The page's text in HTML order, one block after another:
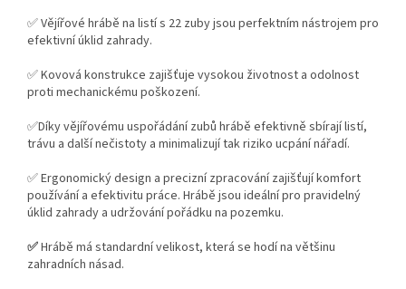
✅ Vějířové hrábě na listí s 22 zuby jsou perfektním nástrojem pro
efektivní úklid zahrady.
✅ Kovová konstrukce zajišťuje vysokou životnost a odolnost
proti mechanickému poškození.
✅Díky vějířovému uspořádání zubů hrábě efektivně sbírají listí,
trávu a další nečistoty a minimalizují tak riziko ucpání nářadí.
✅ Ergonomický design a precizní zpracování zajišťují komfort
používání a efektivitu práce. Hrábě jsou ideální pro pravidelný
úklid zahrady a udržování pořádku na pozemku.
✅Hrábě má standardní velikost, která se hodí na většinu
zahradních násad.